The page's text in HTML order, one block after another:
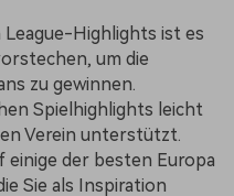
Highlights ist es
um die
zu gewinnen.
Spielhighlights leicht
Verein unterstützt.
einige der besten Europa
Sie als Inspiration